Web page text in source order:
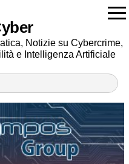
Notizie su Cybercrime,
e Intelligenza Artificiale